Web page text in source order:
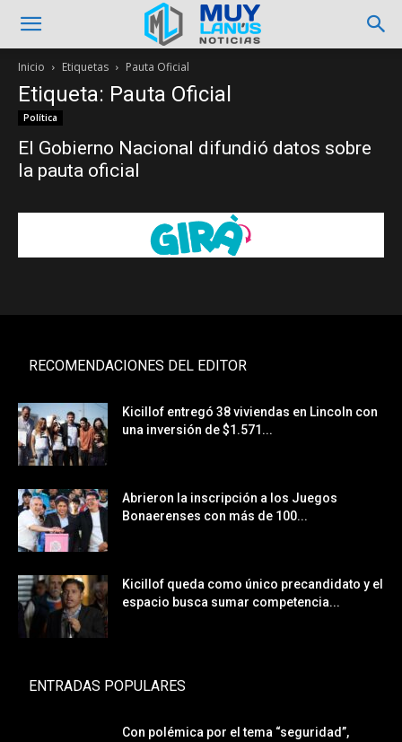
Inicio Etiquetas Pauta Oficial
Etiqueta: Pauta Oficial
Política
El Gobierno Nacional difundió datos sobre
la pauta oficial
RECOMENDACIONES DEL EDITOR
Kicillof entregó 38 viviendas en Lincoln con
una inversión de $1.571...
Abrieron la inscripción a los Juegos
Bonaerenses con más de 100...
Kicillof queda como único precandidato y el
espacio busca sumar competencia...
ENTRADAS POPULARES
Con polémica por el tema “seguridad”,